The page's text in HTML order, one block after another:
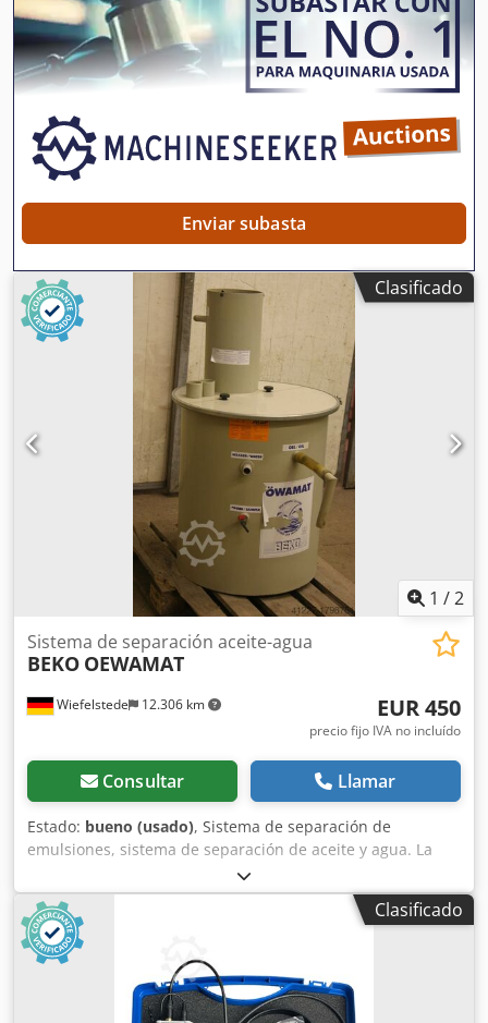
El agua purificada cumple con las normativas legales para
su vertido en el sistema de alcantarillado. -Cantidad: 1
filtro disponible -Precio: por unidad -Dimensiones:
460/500/H950 mm -Peso: 32 kg
Enviar subasta
Clasificado
1 /2
Wiefelstede 12.306 km
Sistema de separación aceite-agua
BEKO OEWAMAT
EUR 450
precio fijo IVA no incluído
Consultar Llamar
Estado: bueno (usado), Sistema de separación de
emulsiones, sistema de separación de aceite y agua. La
solución más económica y duradera para este problema
suele ser la separación de aceite y agua para los
condensados dispersos. El agua purificada cumple con las
normativas legales para su vertido en el sistema de
alcantarillado. Dsdjb A Iy Hjpfx Aldswa -Peso: 70 kg
Clasificado